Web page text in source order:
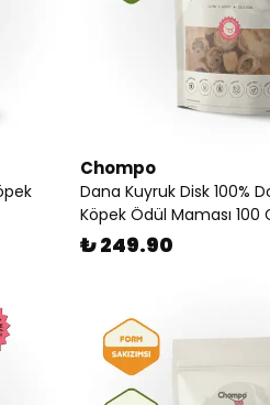
Chompo
Dana Kuyruk Disk 100%
Köpek Ödül Maması 100
₺ 249.90